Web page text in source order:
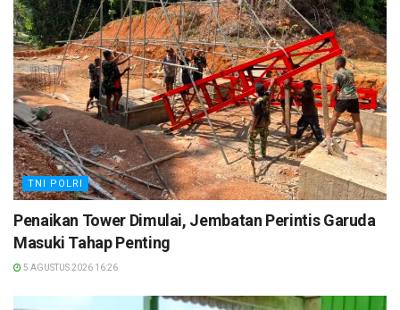
TNI POLRI
Penaikan Tower Dimulai, Jembatan Perintis Garuda
Masuki Tahap Penting
5 AGUSTUS 2026 16:26